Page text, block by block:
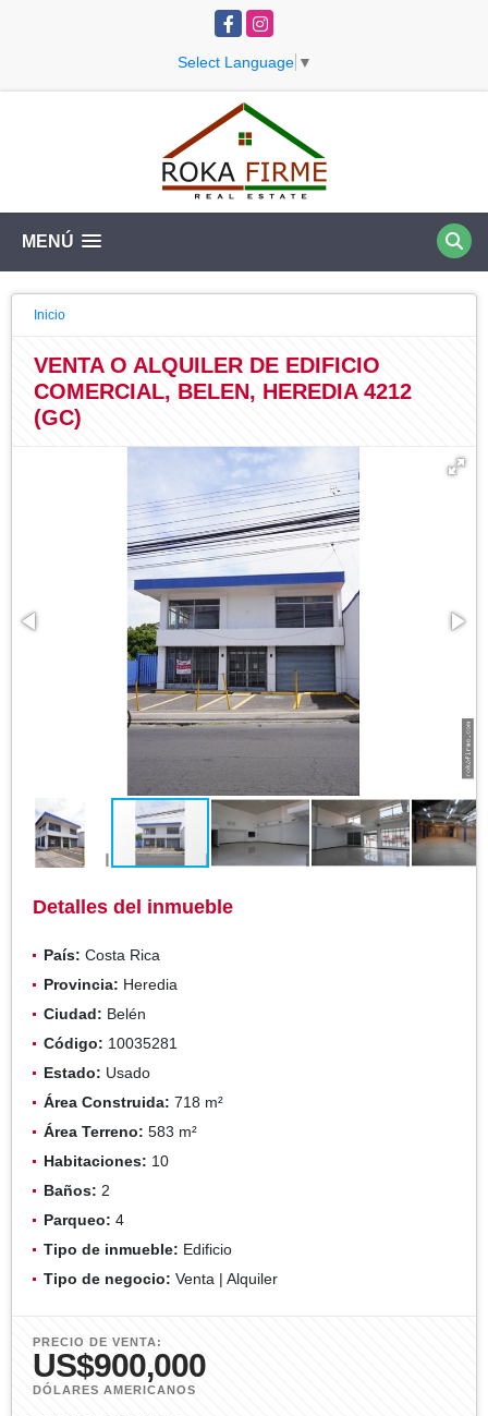
FacebookInstagram
Select Language ▼
MENÚ
Inicio
VENTA O ALQUILER DE EDIFICIO
COMERCIAL, BELEN, HEREDIA 4212
(GC)
Detalles del inmueble
País: Costa Rica
Provincia: Heredia
Ciudad: Belén
Código: 10035281
Estado: Usado
Área Construida: 718 m²
Área Terreno: 583 m²
Habitaciones: 10
Baños: 2
Parqueo: 4
Tipo de inmueble: Edificio
Tipo de negocio: Venta | Alquiler
PRECIO DE VENTA:
US$900,000
DÓLARES AMERICANOS